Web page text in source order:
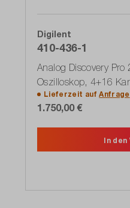
Digilent
410-436-1
Analog Discovery
Oszilloskop, 4+16
MSa/s
Lieferzeit aufAnfrage
1.750,00 €
In den